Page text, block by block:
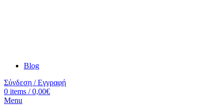
Blog
Σύνδεση / Εγγραφή
0 items / 0,00€
Menu